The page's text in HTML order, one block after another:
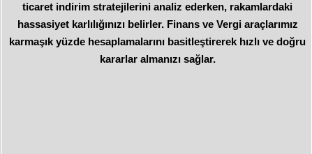
ticaret indirim stratejilerini analiz ederken, rakamlardaki
hassasiyet karlılığınızı belirler. Finans ve Vergi araçlarımız
karmaşık yüzde hesaplamalarını basitleştirerek hızlı ve doğru
kararlar almanızı sağlar.